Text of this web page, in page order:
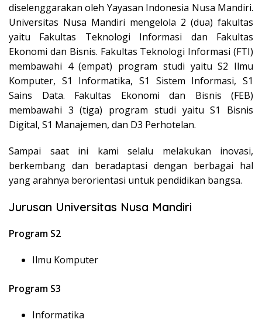
diselenggarakan oleh Yayasan Indonesia Nusa Mandiri.
Universitas Nusa Mandiri mengelola 2 (dua) fakultas
yaitu Fakultas Teknologi Informasi dan Fakultas
Ekonomi dan Bisnis. Fakultas Teknologi Informasi (FTI)
membawahi 4 (empat) program studi yaitu S2 Ilmu
Komputer, S1 Informatika, S1 Sistem Informasi, S1
Sains Data. Fakultas Ekonomi dan Bisnis (FEB)
membawahi 3 (tiga) program studi yaitu S1 Bisnis
Digital, S1 Manajemen, dan D3 Perhotelan.
Sampai saat ini kami selalu melakukan inovasi,
berkembang dan beradaptasi dengan berbagai hal
yang arahnya berorientasi untuk pendidikan bangsa.
Jurusan Universitas Nusa Mandiri
Program S2
Ilmu Komputer
Program S3
Informatika